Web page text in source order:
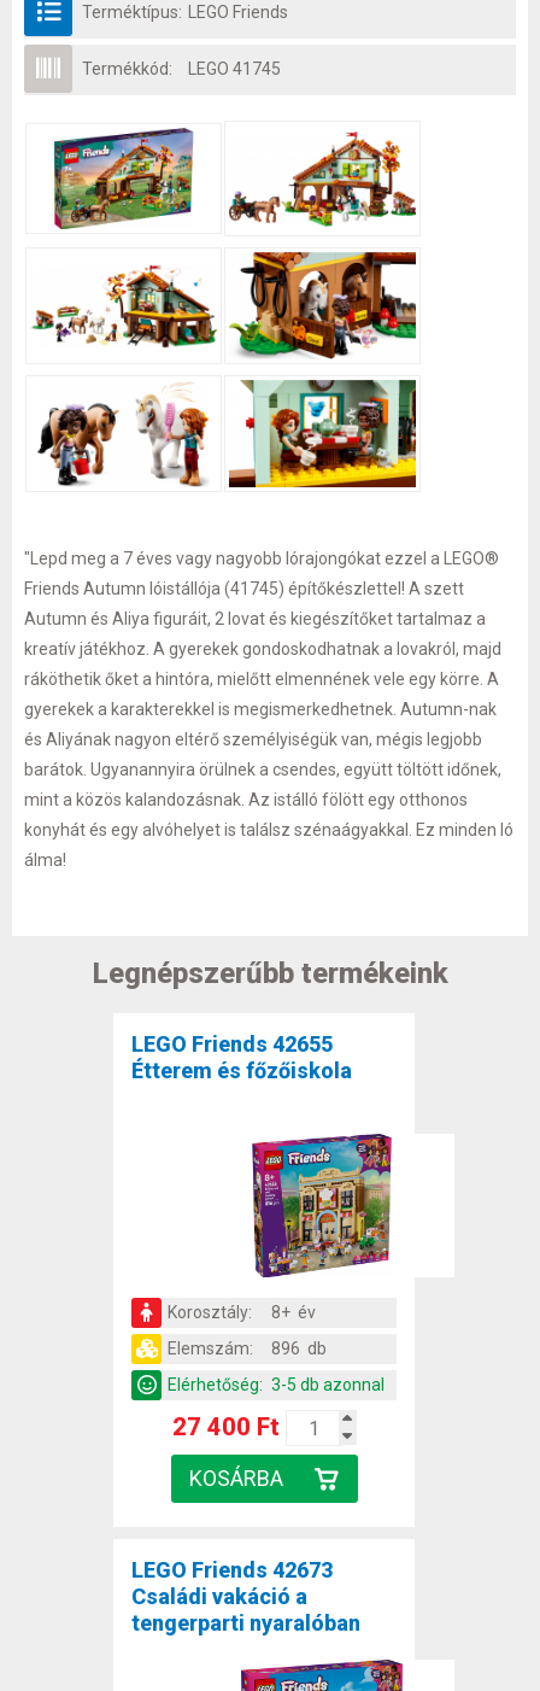
Terméktípus: LEGO Friends
Termékkód: LEGO 41745
"Lepd meg a 7 éves vagy nagyobb lórajongókat ezzel a LEGO®
Friends Autumn lóistállója (41745) építőkészlettel! A szett
Autumn és Aliya figuráit, 2 lovat és kiegészítőket tartalmaz a
kreatív játékhoz. A gyerekek gondoskodhatnak a lovakról, majd
ráköthetik őket a hintóra, mielőtt elmennének vele egy körre. A
gyerekek a karakterekkel is megismerkedhetnek. Autumn-nak
és Aliyának nagyon eltérő személyiségük van, mégis legjobb
barátok. Ugyanannyira örülnek a csendes, együtt töltött időnek,
mint a közös kalandozásnak. Az istálló fölött egy otthonos
konyhát és egy alvóhelyet is találsz szénaágyakkal. Ez minden ló
álma!
Legnépszerűbb termékeink
LEGO Friends 42655
Étterem és főzőiskola
Korosztály:
8+ év
Elemszám:
896 db
Elérhetőség: 3-5 db azonnal
27 400 Ft
LEGO Friends 42673
Családi vakáció a
tengerparti nyaralóban